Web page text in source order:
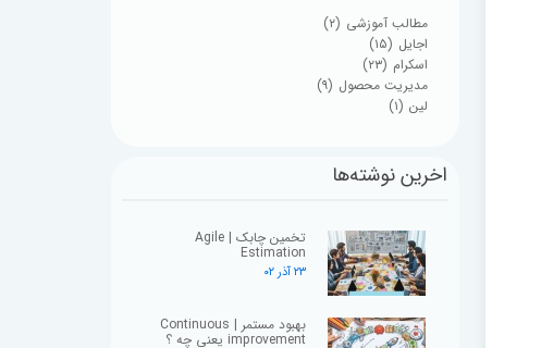
مطالب آموزشی (۲)
اجایل (۱۵)
اسکرام (۲۳)
مدیریت محصول (۹)
لین (۱)
اخرین نوشته‌ها
تخمین چابک | Agile
Estimation
۲۳ آذر ۰۲
بهبود مستمر | Continuous
improvement یعنی چه ؟